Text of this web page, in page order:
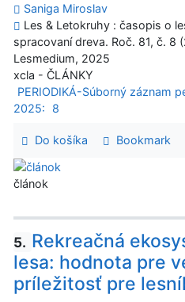
Saniga Miroslav
Les & Letokruhy : časopis o
spracovaní dreva. Roč. 81, č. 8
Lesmedium, 2025
xcla - ČLÁNKY
PERIODIKÁ-Súborný záznam
2025:
8
Do košíka Bookmark
článok
5. Rekreačná
lesa: hodnota pre
príležitosť pre